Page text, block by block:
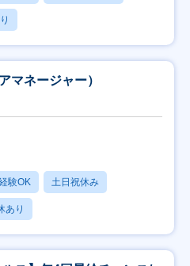
マネージャー）
験OK 土日祝休み
あり